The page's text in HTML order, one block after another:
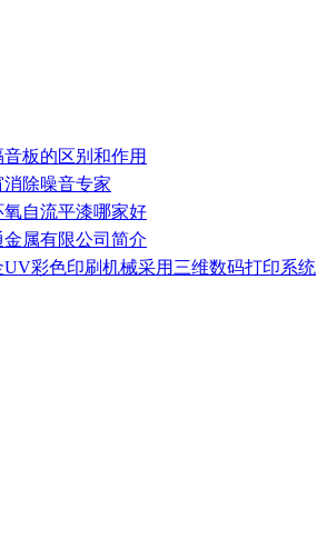
音板的区别和作用
消除噪音专家
氧自流平漆哪家好
金属有限公司简介
UV彩色印刷机械采用三维数码打印系统